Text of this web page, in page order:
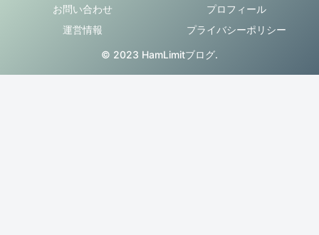
お問い合わせ
プロフィール
運営情報
プライバシーポリシー
© 2023 HamLimitブログ.